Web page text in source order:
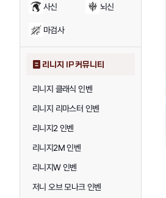
사신 뇌신
마검사
리니지 IP 커뮤니티
리니지 클래식 인벤
리니지 리마스터 인벤
리니지2 인벤
리니지2M 인벤
리니지W 인벤
저니 오브 모나크 인벤